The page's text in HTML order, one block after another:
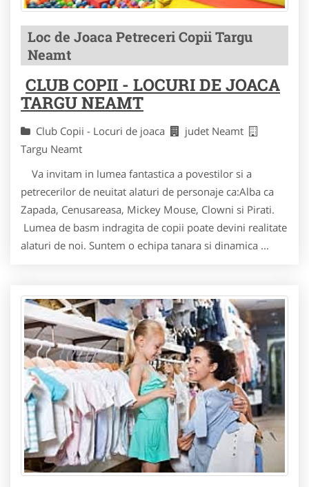
Loc de Joaca Petreceri Copii Targu
Neamt
CLUB COPII - LOCURI DE JOACA
TARGU NEAMT
Club Copii - Locuri de joaca
judet Neamt
Targu Neamt
Va invitam in lumea fantastica a povestilor si a
petrecerilor de neuitat alaturi de personaje ca:Alba ca
Zapada, Cenusareasa, Mickey Mouse, Clowni si Pirati.
Lumea de basm indragita de copii poate devini realitate
alaturi de noi. Suntem o echipa tanara si dinamica ...